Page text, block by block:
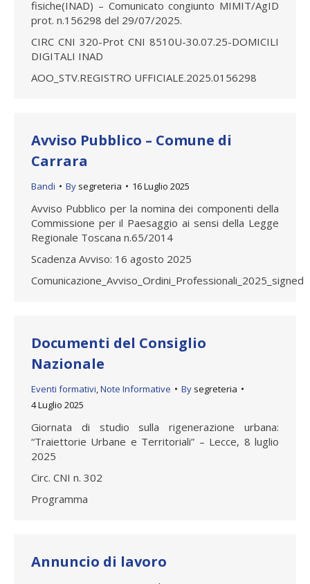
fisiche(INAD) – Comunicato congiunto MIMIT/AgID
prot. n.156298 del 29/07/2025.
CIRC CNI 320-Prot CNI 8510U-30.07.25-DOMICILI
DIGITALI INAD
AOO_STV.REGISTRO UFFICIALE.2025.0156298
Avviso Pubblico – Comune di
Carrara
Bandi By segreteria 16 Luglio 2025
Avviso Pubblico per la nomina dei componenti della
Commissione per il Paesaggio ai sensi della Legge
Regionale Toscana n.65/2014
Scadenza Avviso: 16 agosto 2025
Comunicazione_Avviso_Ordini_Professionali_2025_signed
Documenti del Consiglio
Nazionale
Eventi formativi Note Informative By segreteria
4 Luglio 2025
Giornata di studio sulla rigenerazione urbana:
“Traiettorie Urbane e Territoriali” – Lecce, 8 luglio
2025
Circ. CNI n. 302
Programma
Annuncio di lavoro